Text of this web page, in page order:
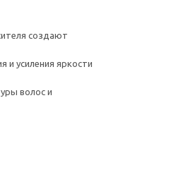
создают
и усиления яркости
волос и